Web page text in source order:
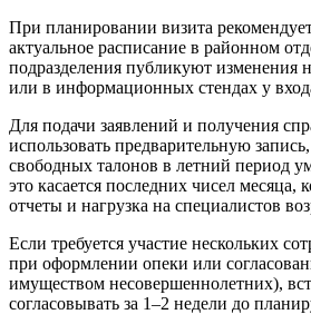
При планировании визита
актуальное расписание в районном
подразделения публикуют изменения
или в информационных стендах у
Для подачи заявлений и получения
использовать предварительную
свободных талонов в летний период
это касается последних чисел месяца,
отчеты и нагрузка на специалистов
Если требуется участие нескольких
при оформлении опеки или
имуществом несовершеннолетних),
согласовывать за 1–2 недели до